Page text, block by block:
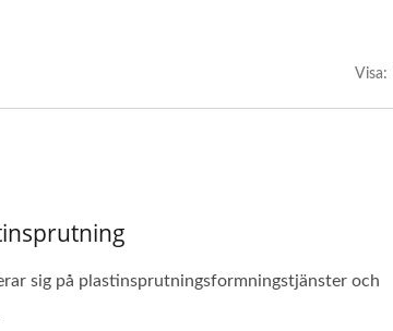
Visa:
sig på plastinsprutningsformningstjänster och